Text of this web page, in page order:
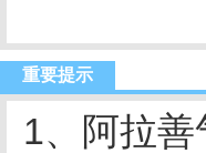
重要提示
1、阿拉